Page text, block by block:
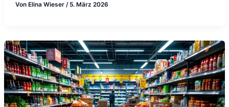
Von Elina Wieser / 5. März 2026